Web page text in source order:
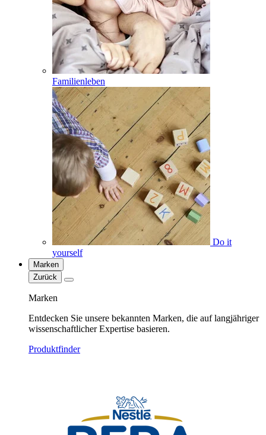
Familienleben
Do it
yourself
Marken
Zurück
Marken
Entdecken Sie unsere bekannten Marken, die auf langjähriger
wissenschaftlicher Expertise basieren.
Produktfinder